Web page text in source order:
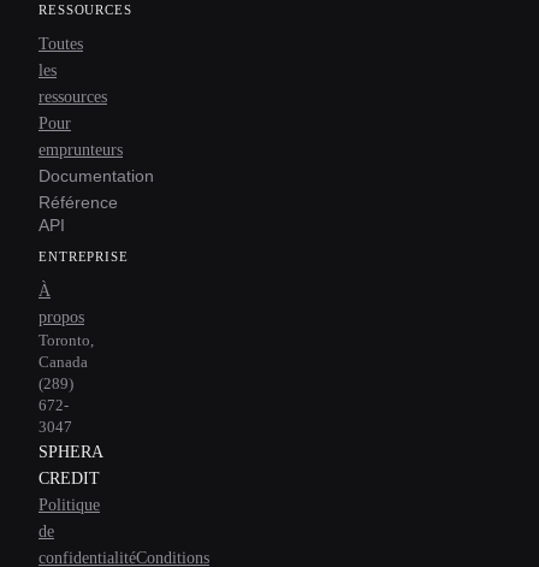
RESSOURCES
Toutes
les
ressources
Pour
emprunteurs
Documentation
Référence
API
ENTREPRISE
À
propos
Toronto,
Canada
(289)
672-
3047
SPHERA
CREDIT
Politique
de
confidentialitéConditions